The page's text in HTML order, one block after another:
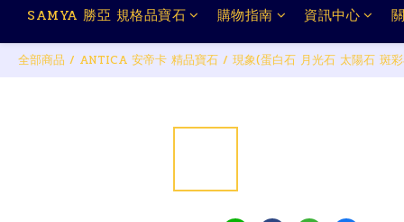
SAMYA 勝亞 規格品寶石
購物指南 資訊中心
全部商品 / ANTICA 安帝卡 精品寶石 / 現象(蛋白石 月光石 太陽石 斑